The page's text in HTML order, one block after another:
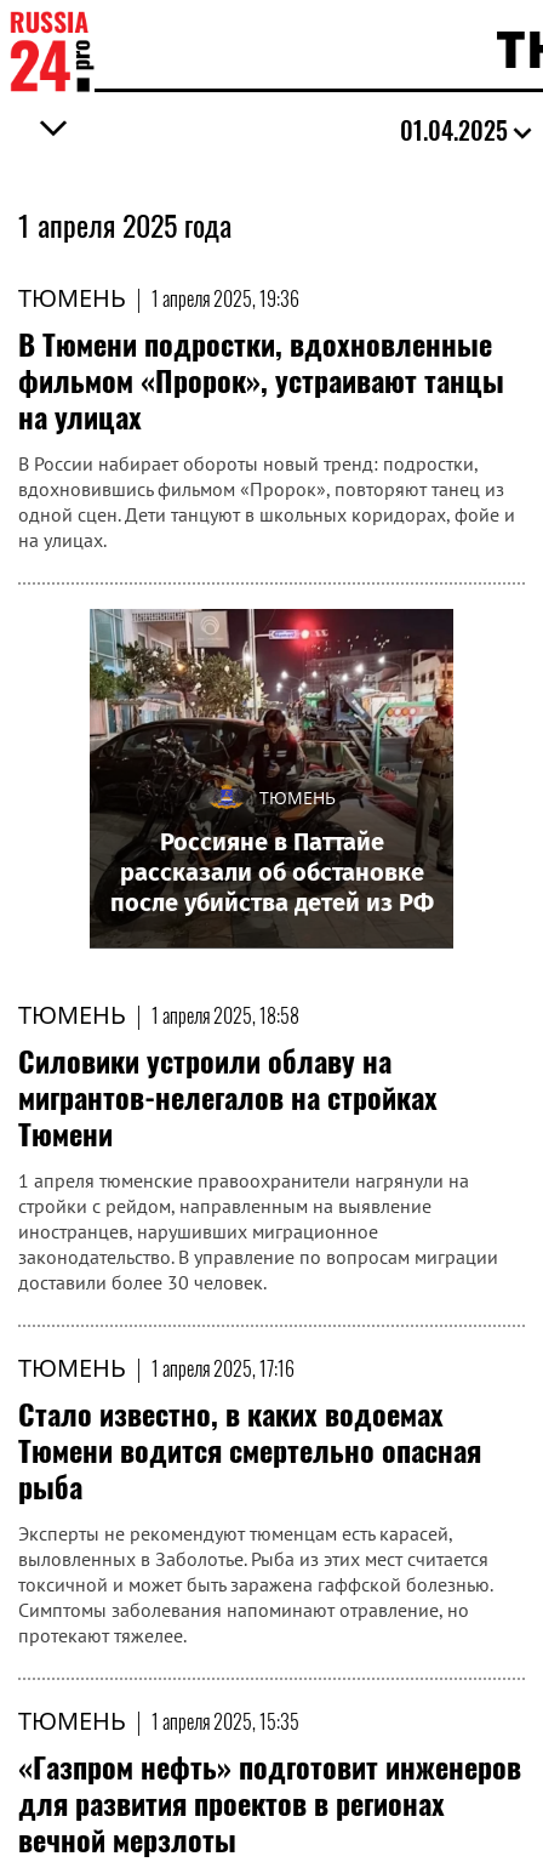
01.04.2025
1 апреля 2025 года
ТЮМЕНЬ | 1 апреля 2025, 19:36
В Тюмени подростки, вдохновленные
фильмом «Пророк», устраивают танцы
на улицах
В России набирает обороты новый тренд: подростки,
вдохновившись фильмом «Пророк», повторяют танец из
одной сцен. Дети танцуют в школьных коридорах, фойе и
на улицах.
ТЮМЕНЬ | 1 апреля 2025, 18:58
Силовики устроили облаву на
мигрантов-нелегалов на стройках
Тюмени
1 апреля тюменские правоохранители нагрянули на
стройки с рейдом, направленным на выявление
иностранцев, нарушивших миграционное
законодательство. В управление по вопросам миграции
доставили более 30 человек.
ТЮМЕНЬ | 1 апреля 2025, 17:16
Стало известно, в каких водоемах
Тюмени водится смертельно опасная
рыба
Эксперты не рекомендуют тюменцам есть карасей,
выловленных в Заболотье. Рыба из этих мест считается
токсичной и может быть заражена гаффской болезнью.
Симптомы заболевания напоминают отравление, но
протекают тяжелее.
ТЮМЕНЬ | 1 апреля 2025, 15:35
«Газпром нефть» подготовит инженеров
для развития проектов в регионах
вечной мерзлоты
ТЮМЕНЬ
Россияне в Паттайе
рассказали об обстановке
после убийства детей из РФ